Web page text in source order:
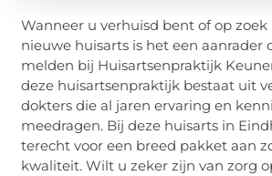
Wanneer u verhuisd bent of op
nieuwe huisarts is het een aanrader
melden bij Huisartsenpraktijk
deze huisartsenpraktijk bestaat uit
dokters die al jaren ervaring en
meedragen. Bij deze huisarts in
terecht voor een breed pakket aan
kwaliteit. Wilt u zeker zijn van zorg